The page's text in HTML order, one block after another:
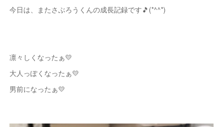
今日は、またさぶろうくんの成長記録です🎵(*^^*)
凛々しくなったぁ💛
大人っぽくなったぁ💛
男前になったぁ💛